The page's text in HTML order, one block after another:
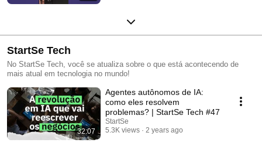
StartSe Tech
No StartSe Tech, você se atualiza sobre o que está acontecendo de
mais atual em tecnologia no mundo!
32:07
Agentes autônomos de IA:
como eles resolvem
problemas? | StartSe Tech #47
StartSe
5.3K views
2 years ago